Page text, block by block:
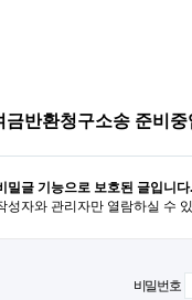
금반환청구소송 준비중
밀글 기능으로 보호된 글입니다.
성자와 관리자만 열람하실 수
비밀번호